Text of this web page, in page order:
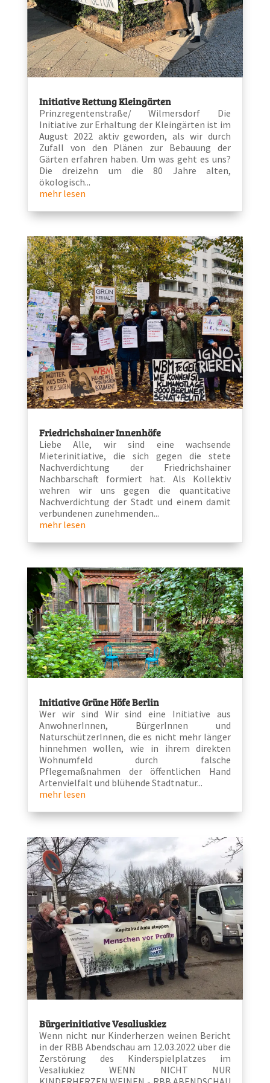
Initiative Rettung Kleingärten
Prinzregentenstraße/ Wilmersdorf Die
Initiative zur Erhaltung der Kleingärten ist im
August 2022 aktiv geworden, als wir durch
Zufall von den Plänen zur Bebauung der
Gärten erfahren haben. Um was geht es uns?
Die dreizehn um die 80 Jahre alten,
ökologisch...
mehr lesen
Friedrichshainer Innenhöfe
Liebe Alle, wir sind eine wachsende
Mieterinitiative, die sich gegen die stete
Nachverdichtung der Friedrichshainer
Nachbarschaft formiert hat. Als Kollektiv
wehren wir uns gegen die quantitative
Nachverdichtung der Stadt und einem damit
verbundenen zunehmenden...
mehr lesen
Initiative Grüne Höfe Berlin
Wer wir sind Wir sind eine Initiative aus
AnwohnerInnen, BürgerInnen und
NaturschützerInnen, die es nicht mehr länger
hinnehmen wollen, wie in ihrem direkten
Wohnumfeld durch falsche
Pflegemaßnahmen der öffentlichen Hand
Artenvielfalt und blühende Stadtnatur...
mehr lesen
Bürgerinitiative Vesaliuskiez
Wenn nicht nur Kinderherzen weinen Bericht
in der RBB Abendschau am 12.03.2022 über die
Zerstörung des Kinderspielplatzes im
Vesaliukiez WENN NICHT NUR